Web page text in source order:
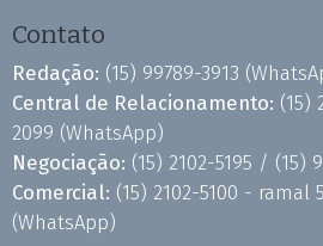
Contato
Redação: (15) 99789-3913
Central de Relacionamento: (15)
2099 (WhatsApp)
Negociação: (15) 2102-5195 / (15)
Comercial: (15) 2102-5100 - ramal
(WhatsApp)